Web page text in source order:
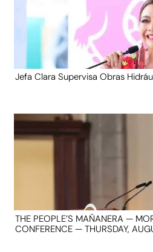
Jefa Clara Supervisa Obras
THE PEOPLE’S MAÑANERA —
CONFERENCE — THURSDAY,